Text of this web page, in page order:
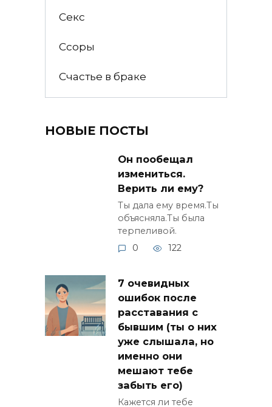
Секс
Ссоры
Счастье в браке
НОВЫЕ ПОСТЫ
Он пообещал
измениться.
Верить ли ему?
Ты дала ему время.Ты
объясняла.Ты была
терпеливой.
0
122
7 очевидных
ошибок после
расставания с
бывшим (ты о них
уже слышала, но
именно они
мешают тебе
забыть его)
Кажется ли тебе